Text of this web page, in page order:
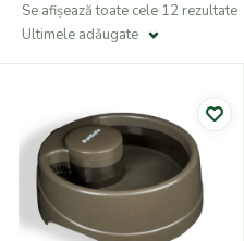
Se afișează toate cele 12 rezultate
Ultimele adǎugate